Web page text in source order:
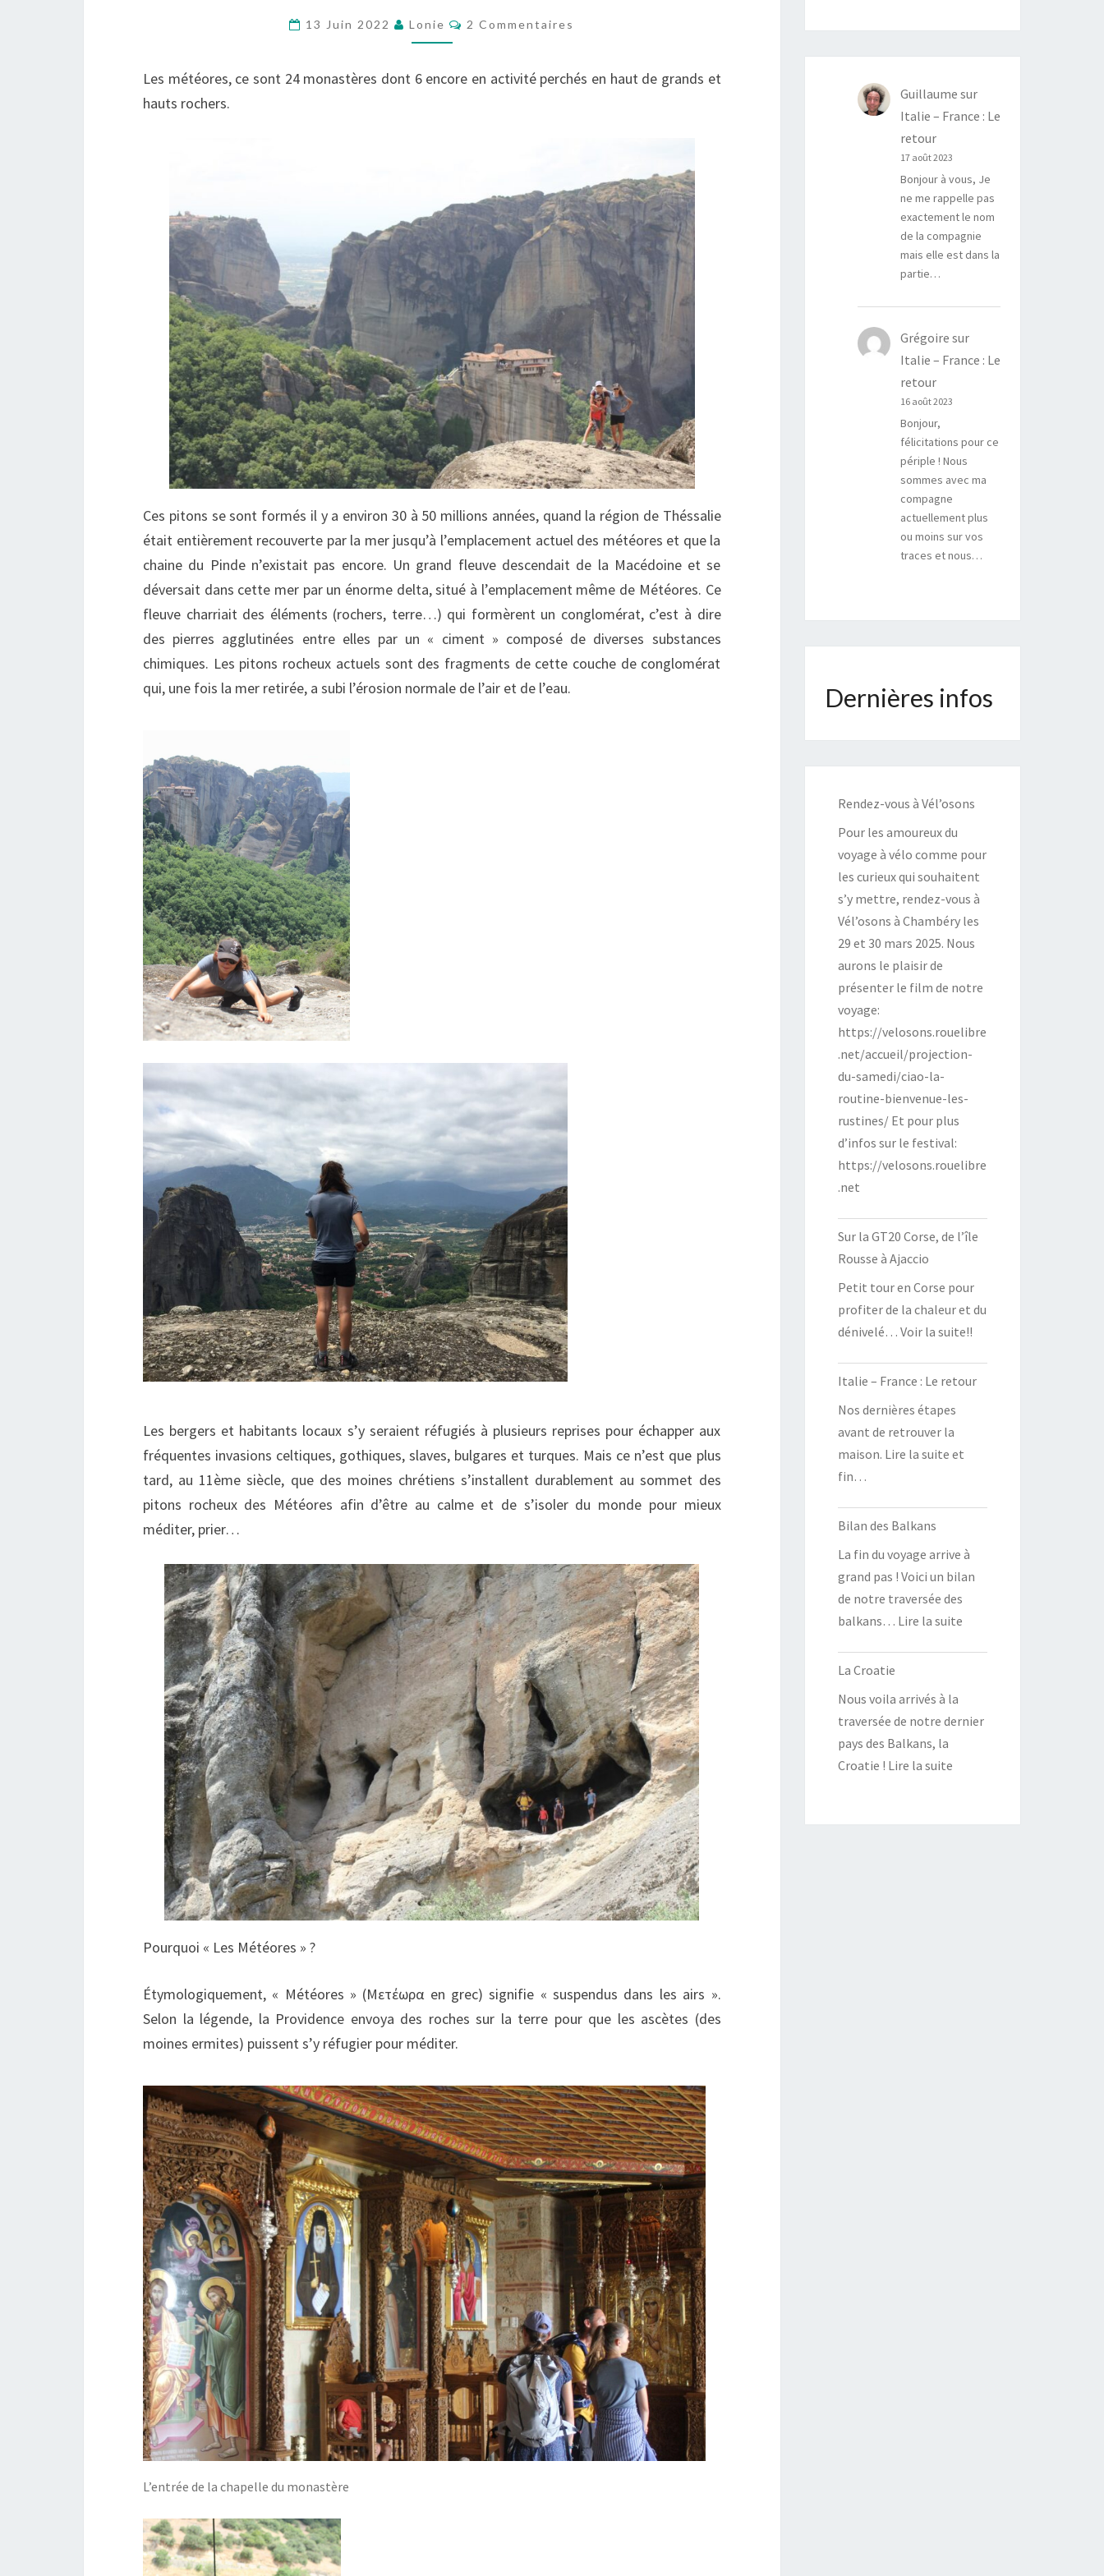
BORD
13 Juin 2022 Lonie Commentaires
2 Commentaires
Les météores, ce sont 24 monastères dont 6 encore en activité perchés en haut de grands et
hauts rochers.
Ces pitons se sont formés il y a environ 30 à 50 millions années, quand la région de Théssalie
était entièrement recouverte par la mer jusqu’à l’emplacement actuel des météores et que la
chaine du Pinde n’existait pas encore. Un grand fleuve descendait de la Macédoine et se
déversait dans cette mer par un énorme delta, situé à l’emplacement même de Météores. Ce
fleuve charriait des éléments (rochers, terre…) qui formèrent un conglomérat, c’est à dire
des pierres agglutinées entre elles par un « ciment » composé de diverses substances
chimiques. Les pitons rocheux actuels sont des fragments de cette couche de conglomérat
qui, une fois la mer retirée, a subi l’érosion normale de l’air et de l’eau.
Les bergers et habitants locaux s’y seraient réfugiés à plusieurs reprises pour échapper aux
fréquentes invasions celtiques, gothiques, slaves, bulgares et turques. Mais ce n’est que plus
tard, au 11ème siècle, que des moines chrétiens s’installent durablement au sommet des
pitons rocheux des Météores afin d’être au calme et de s’isoler du monde pour mieux
méditer, prier…
Pourquoi « Les Météores » ?
Étymologiquement, « Météores » (Μετέωρα en grec) signifie « suspendus dans les airs ».
Selon la légende, la Providence envoya des roches sur la terre pour que les ascètes (des
moines ermites) puissent s’y réfugier pour méditer.
L’entrée de la chapelle du monastère
Guillaume sur
Italie – France : Le
retour
17 août 2023
Bonjour à vous, Je
ne me rappelle pas
exactement le nom
de la compagnie
mais elle est dans la
partie…
Grégoire sur
Italie – France : Le
retour
16 août 2023
Bonjour,
félicitations pour ce
périple ! Nous
sommes avec ma
compagne
actuellement plus
ou moins sur vos
traces et nous…
Dernières infos
Rendez-vous à Vél’osons
Pour les amoureux du
voyage à vélo comme pour
les curieux qui souhaitent
s’y mettre, rendez-vous à
Vél’osons à Chambéry les
29 et 30 mars 2025. Nous
aurons le plaisir de
présenter le film de notre
voyage:
https://velosons.rouelibre
.net/accueil/projection-
du-samedi/ciao-la-
routine-bienvenue-les-
rustines/ Et pour plus
d’infos sur le festival:
https://velosons.rouelibre
.net
Sur la GT20 Corse, de l’île
Rousse à Ajaccio
Petit tour en Corse pour
profiter de la chaleur et du
dénivelé… Voir la suite!!
Italie – France : Le retour
Nos dernières étapes
avant de retrouver la
maison. Lire la suite et
fin…
Bilan des Balkans
La fin du voyage arrive à
grand pas ! Voici un bilan
de notre traversée des
balkans… Lire la suite
La Croatie
Nous voila arrivés à la
traversée de notre dernier
pays des Balkans, la
Croatie ! Lire la suite